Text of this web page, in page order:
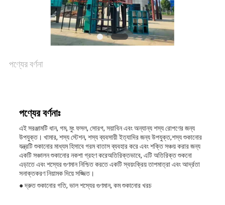
পণ্যের বর্ণনা
পণ্যের বর্ণনাঃ
এই সরঞ্জামটি ধান, গম, মুং ফসল, সোরগ, সয়াবিন এবং অন্যান্য শস্য রোপণের জন্য
উপযুক্ত। খামার, শস্য স্টেশন, শস্য ব্যবসায়ী ইত্যাদির জন্য উপযুক্ত,শস্য শুকানোর
যন্ত্রটি শুকানোর মাধ্যম হিসাবে গরম বাতাস ব্যবহার করে এবং শক্তি সঞ্চয় করার জন্য
একটি সঞ্চালন শুকানোর নকশা গ্রহণ করেঅতিরিক্তভাবে, এটি অতিরিক্ত শুকনো
এড়াতে এবং শস্যের গুণমান নিশ্চিত করতে একটি স্বয়ংক্রিয় তাপমাত্রা এবং আর্দ্রতা
সনাক্তকরণ নিয়ামক দিয়ে সজ্জিত।
● দ্রুত শুকানোর গতি, ভাল শস্যের গুণমান, কম শুকানোর খরচ